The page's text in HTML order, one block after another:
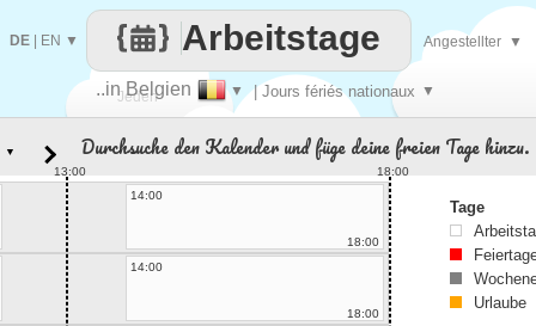
Jeden
..in Belgien ▼ | Jours fériés nationaux ▼
Arbeitstage
DE EN ▼ Angestellter ▼
▼ Durchsuche den Kalender und füge deine freien Tage hinzu.
13:00
18:00
14:00
18:00
14:00
18:00
Tage
Urlaube